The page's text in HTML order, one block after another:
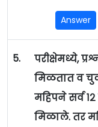
Answer
5.
परीक्षेमध्ये,
मिळतात व
महिपने सर्व
मिळाले. तर